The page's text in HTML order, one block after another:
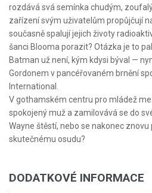
rozdává svá semínka chudým,
zařízení svým uživatelům propůjčují
současně spalují jejich životy
šanci Blooma porazit? Otázka je to
Batman už není, kým kdysi býval —
Gordonem v pancéřovaném brnění
International.
V gothamském centru pro mládež
spokojený muž a zamilovává se do
Wayne štěstí, nebo se nakonec znovu
skutečnému osudu?
DODATKOVÉ INFORMACE